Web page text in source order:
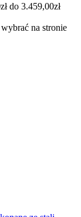
do 3.459,00zł
na stronie